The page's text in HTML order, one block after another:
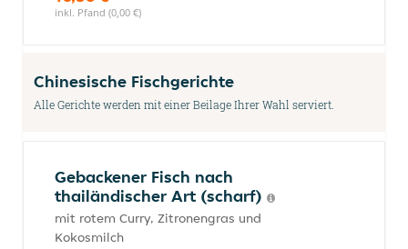
inkl. Pfand (0,00 €)
Chinesische Fischgerichte
Alle Gerichte werden mit einer Beilage Ihrer Wahl serviert.
Gebackener Fisch nach
thailändischer Art (scharf)
mit rotem Curry, Zitronengras und
Kokosmilch